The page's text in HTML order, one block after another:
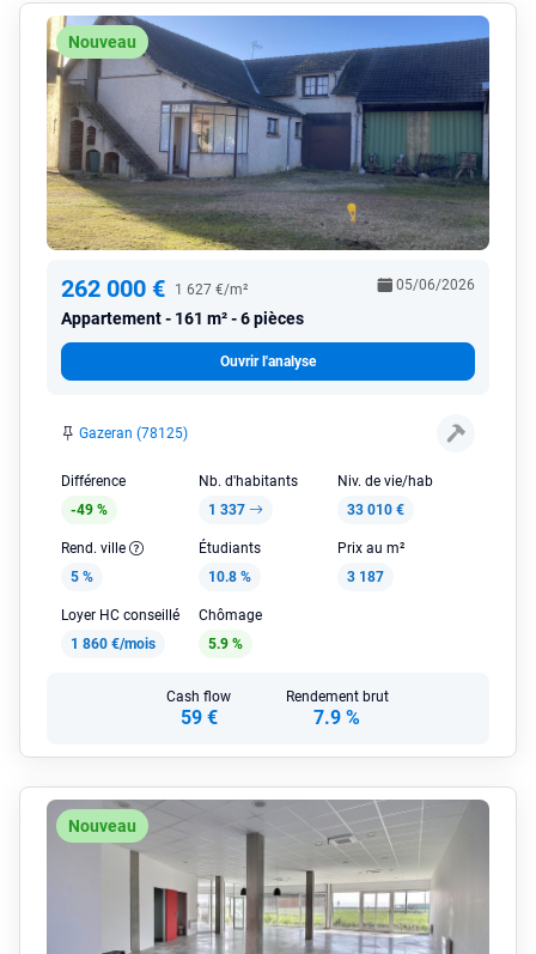
Nouveau
262 000 € 1 627 €/m²
Appartement 161 m² - 6 pièces
05/06/2026
Ouvrir l'analyse
Gazeran (78125)
Différence
-49 %
Nb. d'habitants
1 337
Niv. de vie/hab
33 010 €
Rend. ville
5 %
Étudiants
10.8 %
Prix au m²
3 187
Loyer HC conseillé
1 860 €/mois
Chômage
5.9 %
Cash flow
59 €
Rendement brut
7.9 %
Nouveau